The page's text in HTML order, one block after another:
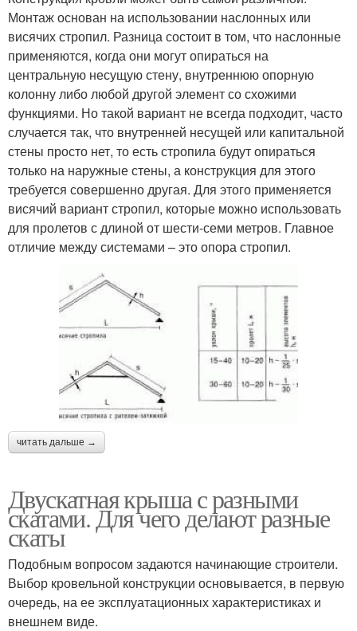
Монтаж основан на использовании наслонных или
висячих стропил. Разница состоит в том, что наслонные
применяются, когда они могут опираться на
центральную несущую стену, внутреннюю опорную
колонну либо любой другой элемент со схожими
функциями. Но такой вариант не всегда подходит, часто
случается так, что внутренней несущей или капитальной
стены просто нет, то есть стропила будут опираться
только на наружные стены, а конструкция для этого
требуется совершенно другая. Для этого применяется
висячий вариант стропил, которые можно использовать
для пролетов с длиной от шести-семи метров. Главное
отличие между системами – это опора стропил.
читать дальше →
Двускатная крыша с разными
скатами. Для чего делают разные
скаты
Подобным вопросом задаются начинающие строители.
Выбор кровельной конструкции основывается, в первую
очередь, на ее эксплуатационных характеристиках и
внешнем виде.